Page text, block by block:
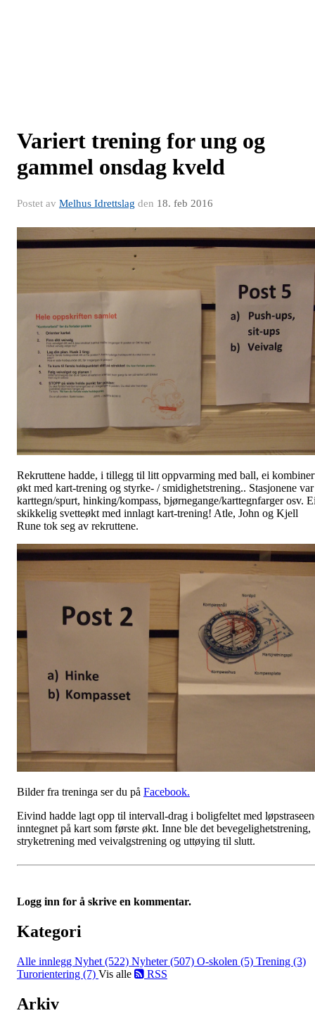
Variert trening for ung og
gammel onsdag kveld
Postet av Melhus Idrettslag den 18. feb 2016
Rekruttene hadde, i tillegg til litt oppvarming med ball, ei
økt med kart-trening og styrke- / smidighetstrening.. Stasjonene var
karttegn/spurt, hinking/kompass, bjørnegange/karttegnfarger osv.
skikkelig svetteøkt med innlagt kart-trening! Atle, John og Kjell
Rune tok seg av rekruttene.
Bilder fra treninga ser du på Facebook.
Eivind hadde lagt opp til intervall-drag i boligfeltet med
inntegnet på kart som første økt. Inne ble det bevegelighetstrening,
stryketrening med veivalgstrening og uttøying til slutt.
Logg inn for å skrive en kommentar.
Kategori
Alle innlegg Nyhet (522) Nyheter (507) O-skolen (5) Trening (3)
Turorientering (7) Vis alle RSS
Arkiv